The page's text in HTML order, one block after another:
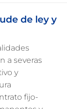
de ley y
a severas
y
fijo-